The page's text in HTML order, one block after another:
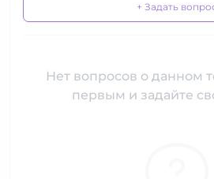
+ Задать
Нет вопросов о данном
первым и задайте